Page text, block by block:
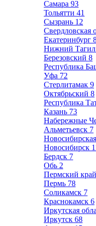
Самара 93
Тольятти 41
Сызрань 12
Свердловская
Екатеринбург
Нижний Тагил
Березовский 8
Республика
Уфа 72
Стерлитамак 9
Октябрьский 8
Республика
Казань 73
Набережные
Альметьевск 7
Новосибирск
Бердск 7
Обь 2
Пермский край
Пермь 78
Соликамск 7
Краснокамск 6
Иркутская
Иркутск 68